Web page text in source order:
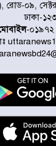
৫০৪,
সন্দ্বীপের
সাগরে
মাতারবাড়ী
যোগ
জাতীয়
রোড-০৯,
ঢাকা-
-